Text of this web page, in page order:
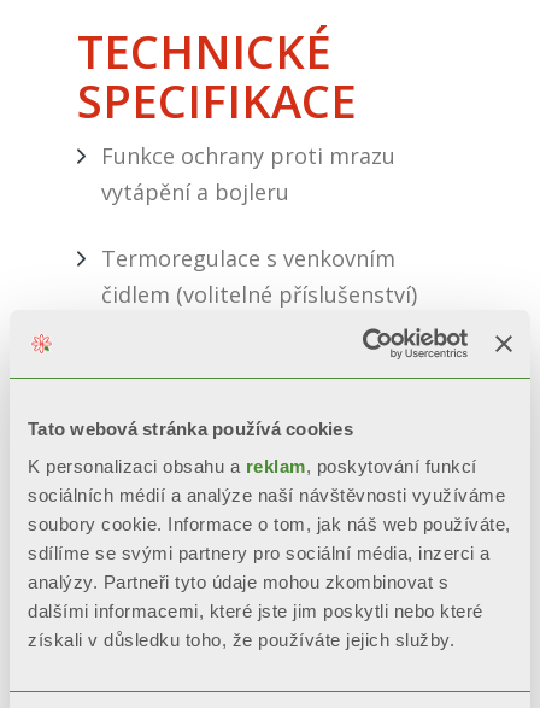
Tato webová stránka používá cookies
K personalizaci obsahu a reklam, poskytování funkcí
sociálních médií a analýze naší návštěvnosti využíváme
soubory cookie. Informace o tom, jak náš web používáte,
sdílíme se svými partnery pro sociální média, inzerci a
analýzy. Partneři tyto údaje mohou zkombinovat s
dalšími informacemi, které jste jim poskytli nebo které
získali v důsledku toho, že používáte jejich služby.
TECHNICKÉ
SPECIFIKACE
Funkce ochrany proti mrazu
vytápění a bojleru
Termoregulace s venkovním
čidlem (volitelné příslušenství)
Výměník z termopolymerů a
Příprava pro připojení na dálkový
ovladač (volitelné příslušenství
dodané výrobcem)
Programovatelné parametry pro
přizpůsobení kotle k instalaci a